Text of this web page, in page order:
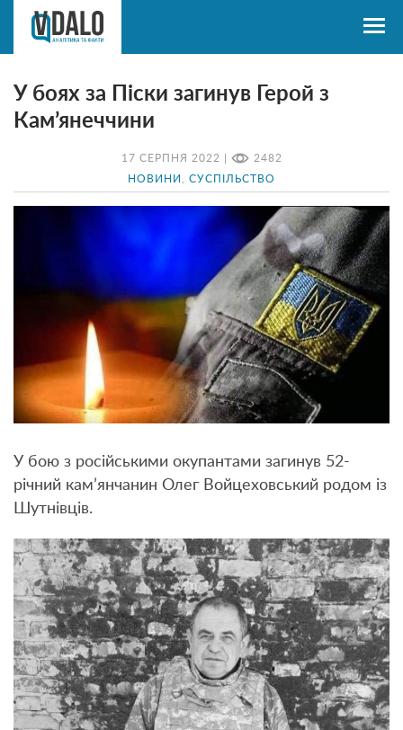
17 СЕРПНЯ 2022 | 2482
НОВИНИ СУСПІЛЬСТВО
У боях за Піски загинув Герой з
Кам’янеччини
У бою з російськими окупантами загинув 52-
річний кам’янчанин Олег Войцеховський родом із
Шутнівців.